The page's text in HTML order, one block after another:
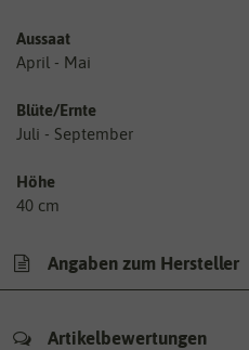
Aussaat
April - Mai
Blüte/Ernte
Juli - September
Höhe
40 cm
Angaben zum Hersteller
Artikelbewertungen